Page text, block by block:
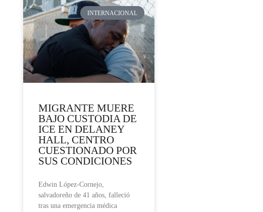
INTERNACIONAL
MIGRANTE MUERE
BAJO CUSTODIA DE
ICE EN DELANEY
HALL, CENTRO
CUESTIONADO POR
SUS CONDICIONES
Edwin López-Cornejo,
salvadoreño de 41 años, falleció
tras una emergencia médica